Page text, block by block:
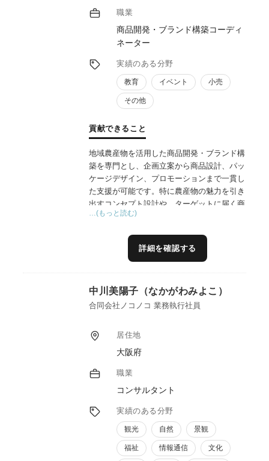
得向上・雇用創出・地域ブランドの再構築・
交流人口拡大という具体的な成果につなげて
きました。
「制度は知っているが実行できない」「経営
者だけでは行政対応が難しい」——そんな壁
を、行政経験に裏打ちされた実務力で突破し
職業
商品開発・ブランド構築コーディ
ネーター
実績のある分野
教育 イベント 小売
その他
貢献できること
地域農産物を活用した商品開発・ブランド構
築を専門とし、企画立案から商品設計、パッ
ケージデザイン、プロモーションまで一貫し
た支援が可能です。特に農産物の魅力を引き
出すコンセプト設計や、ターゲットに届く商
品ストーリーづくりを得意とし、消費者視点
内外のデザイナーやシェフなどと連携した開
発体制の構築も行っており、農林漁業者が自
す。
…(もっと読む)
詳細を確認する
中川美陽子（なかがわみよこ）
合同会社ノコノコ 業務執行社員
居住地
大阪府
職業
コンサルタント
実績のある分野
観光 自然 景観
福祉 情報通信 文化